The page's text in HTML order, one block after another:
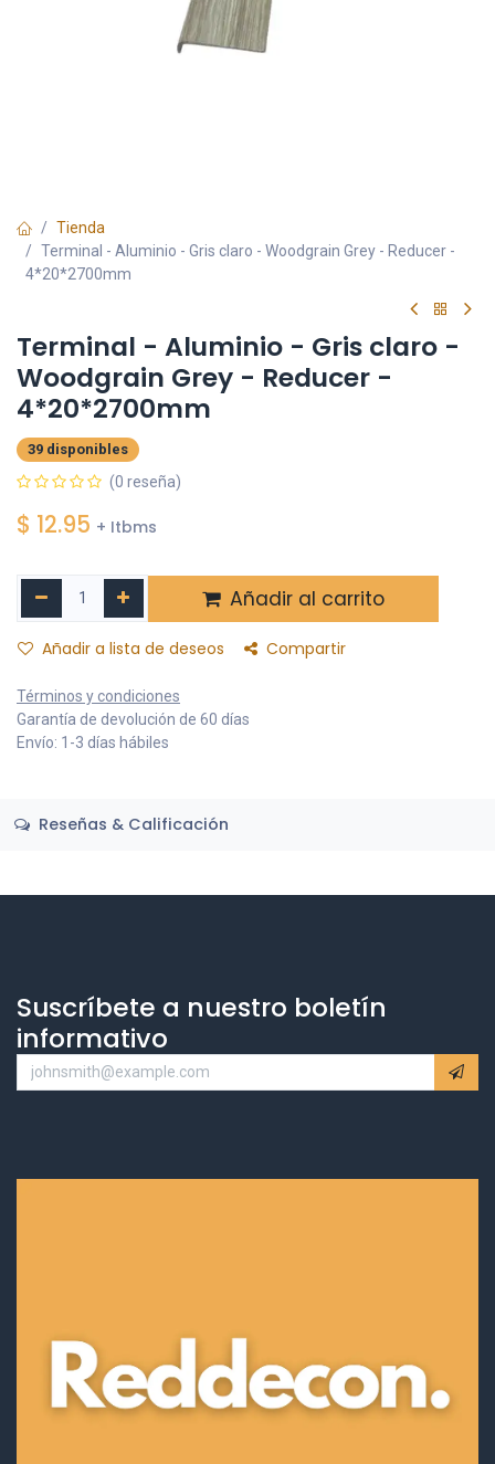
Tienda
Terminal - Aluminio - Gris claro - Woodgrain Grey - Reducer -
4*20*2700mm
Terminal - Aluminio - Gris claro -
Woodgrain Grey - Reducer -
4*20*2700mm
39 disponibles
(0 reseña)
$ 12.95 + Itbms
Añadir al carrito
Añadir a lista de deseos Compartir
Términos y condiciones
Garantía de devolución de 60 días
Envío: 1-3 días hábiles
Reseñas & Calificación
Suscríbete a nuestro boletín
informativo